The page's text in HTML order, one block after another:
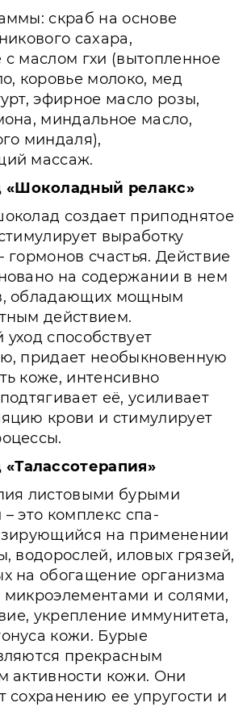
скраб на основе
caxapa,
маслом гхи (вытопленное
коровье молоко, мед
эфирное масло розы,
миндальное масло,
миндаля),
массаж.
«Шоколадный релакс»
создает приподнятое
выработку
счастья. Действие
на содержании в нем
обладающих мощным
действием.
способствует
придает необыкновенную
коже, интенсивно
её, усиливает
крови и стимулирует
«Талассотерапия»
листовыми бурыми
это комплекс спа-
на применении
водорослей, иловых грязей,
на обогащение организма
и солями,
укрепление иммунитета,
кожи. Бурые
прекрасным
активности кожи. Они
сохранению ее упругости и